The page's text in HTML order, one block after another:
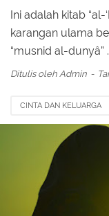
Ini adalah kitab
karangan ulama
“musnid al-dunyâ”
Ditulis oleh Admin
CINTA DAN KELUARGA